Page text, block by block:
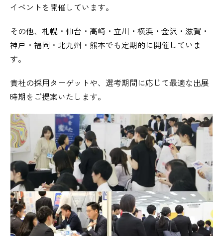
イベントを開催しています。
その他、札幌・仙台・高崎・立川・横浜・金沢・滋賀・
神戸・福岡・北九州・熊本でも定期的に開催していま
す。
貴社の採用ターゲットや、選考期間に応じて最適な出展
時期をご提案いたします。